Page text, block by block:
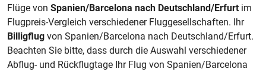
Flüge von Spanien/Barcelona nach Deutschland/Erfurt im
Flugpreis-Vergleich verschiedener Fluggesellschaften. Ihr
Billigflug von Spanien/Barcelona nach Deutschland/Erfurt.
Beachten Sie bitte, dass durch die Auswahl verschiedener
Abflug- und Rückflugtage Ihr Flug von Spanien/Barcelona